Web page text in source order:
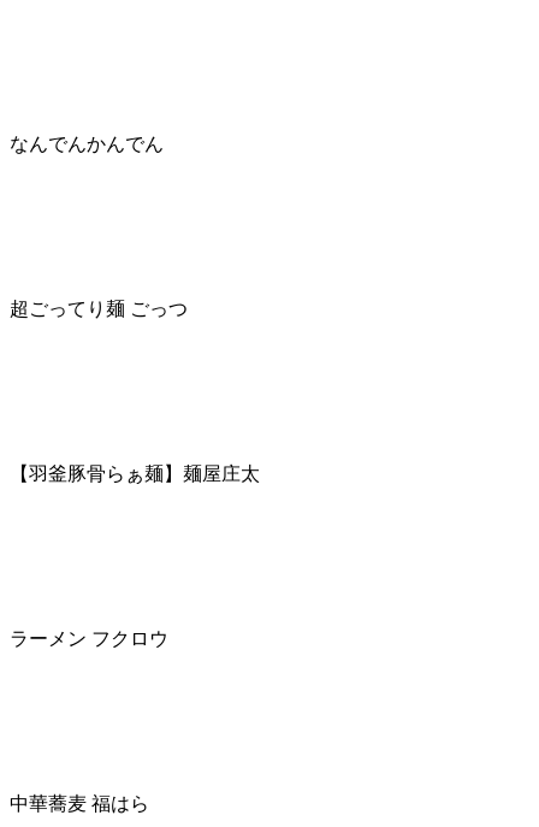
なんでんかんでん
超ごってり麺 ごっつ
【羽釜豚骨らぁ麺】麺屋庄太
ラーメン フクロウ
中華蕎麦 福はら